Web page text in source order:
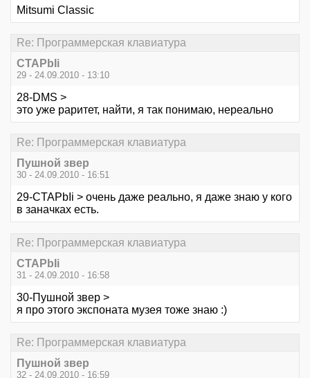
Mitsumi Classic
Re: Программерская клавиатура
CTAPbIi
29 - 24.09.2010 - 13:10
28-DMS >
это уже раритет, найти, я так понимаю, нереально
Re: Программерская клавиатура
Пушной звер
30 - 24.09.2010 - 16:51
29-CTAPbIi > очень даже реально, я даже знаю у кого
в заначках есть.
Re: Программерская клавиатура
CTAPbIi
31 - 24.09.2010 - 16:58
30-Пушной звер >
я про этого экспоната музея тоже знаю :)
Re: Программерская клавиатура
Пушной звер
32 - 24.09.2010 - 16:59